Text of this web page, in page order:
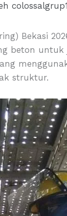
Bekasi
beton
struktur.